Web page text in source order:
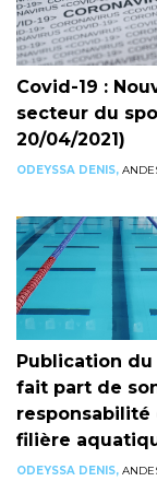
Covid-19 :
secteur du
20/04/2021)
ODEYSSA DENIS,
Publication du
fait part de
responsabilité
filière
ODEYSSA DENIS,